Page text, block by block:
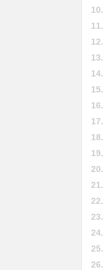
10.
11.
12.
13.
14.
15.
16.
17.
18.
19.
20.
21.
22.
23.
24.
25.
26.